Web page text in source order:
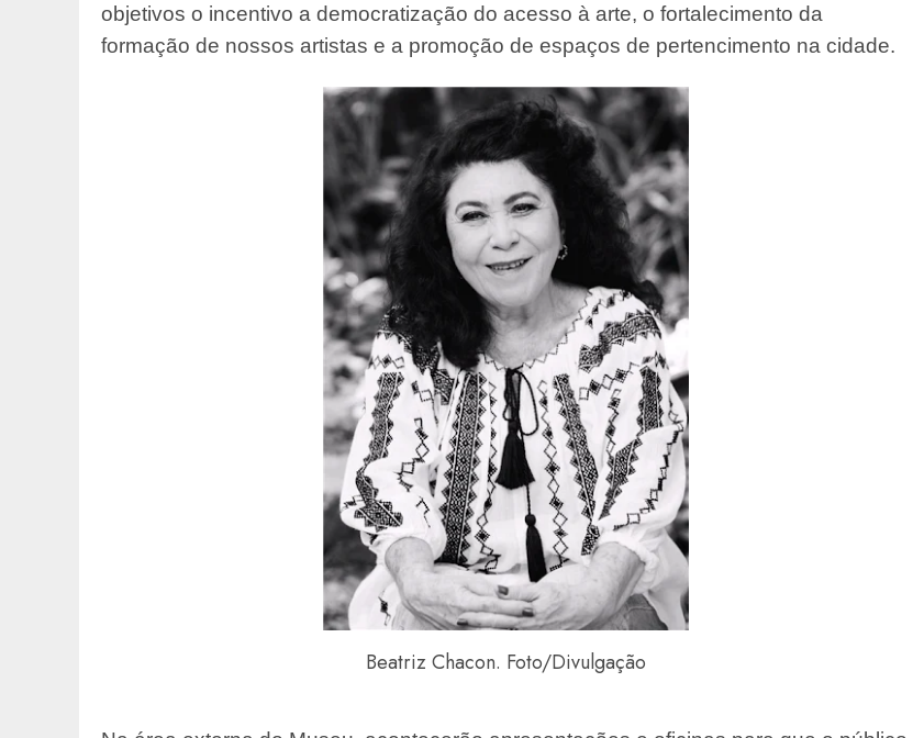
objetivos o incentivo a democratização do acesso à arte, o fortalecimento da
formação de nossos artistas e a promoção de espaços de pertencimento na cidade.
Beatriz Chacon. Foto/Divulgação